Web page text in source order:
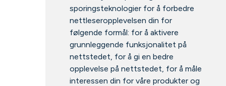
sporingsteknologier for å forbedre
nettleseropplevelsen din for
følgende formål: for å aktivere
grunnleggende funksjonalitet på
nettstedet, for å gi en bedre
opplevelse på nettstedet, for å måle
interessen din for våre produkter og